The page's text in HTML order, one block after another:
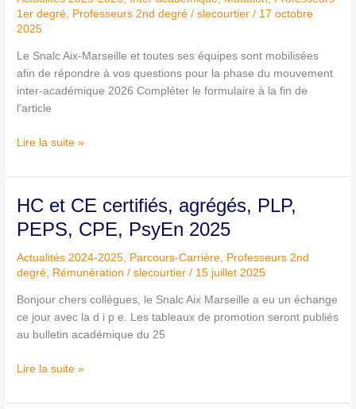
1er degré, Professeurs 2nd degré /slecourtier/ 17 octobre
2025
Le Snalc Aix-Marseille et toutes ses équipes sont mobilisées
afin de répondre à vos questions pour la phase du mouvement
inter-académique 2026 Compléter le formulaire à la fin de
l’article
par
le
Lire la suite »
HC et CE certifiés, agrégés, PLP,
PEPS, CPE, PsyEn 2025
Actualités 2024-2025, Parcours-Carrière, Professeurs 2nd
degré, Rémunération /slecourtier/ 15 juillet 2025
Bonjour chers collègues, le Snalc Aix Marseille a eu un échange
ce jour avec la d i p e. Les tableaux de promotion seront publiés
au bulletin académique du 25
HC
CE
certifiés,
agrégés,
PEPS,
CPE,
PsyEn
Lire la suite »